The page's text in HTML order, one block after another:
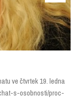
ve čtvrtek 19. ledna
s-osobnosti/proc-